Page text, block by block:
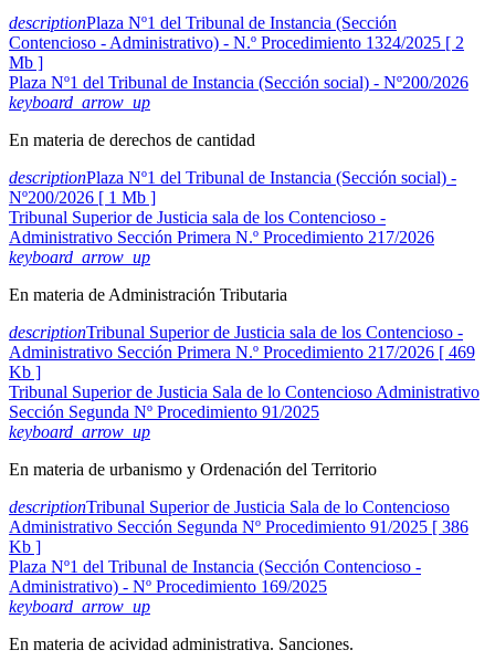
descriptionPlaza Nº1 del Tribunal de Instancia (Sección
Contencioso - Administrativo) - N.º Procedimiento 1324/2025 [ 2
Mb ]
Plaza Nº1 del Tribunal de Instancia (Sección social) - Nº200/2026
keyboard_arrow_up
En materia de derechos de cantidad
descriptionPlaza Nº1 del Tribunal de Instancia (Sección social) -
Nº200/2026 [ 1 Mb ]
Tribunal Superior de Justicia sala de los Contencioso -
Administrativo Sección Primera N.º Procedimiento 217/2026
keyboard_arrow_up
En materia de Administración Tributaria
descriptionTribunal Superior de Justicia sala de los Contencioso -
Administrativo Sección Primera N.º Procedimiento 217/2026 [ 469
Kb ]
Tribunal Superior de Justicia Sala de lo Contencioso Administrativo
Sección Segunda Nº Procedimiento 91/2025
keyboard_arrow_up
En materia de urbanismo y Ordenación del Territorio
descriptionTribunal Superior de Justicia Sala de lo Contencioso
Administrativo Sección Segunda Nº Procedimiento 91/2025 [ 386
Kb ]
Plaza Nº1 del Tribunal de Instancia (Sección Contencioso -
Administrativo) - Nº Procedimiento 169/2025
keyboard_arrow_up
En materia de acividad administrativa. Sanciones.